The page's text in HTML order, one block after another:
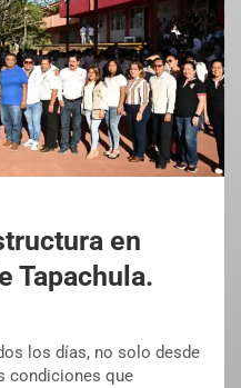
en
Tapachula.
los días, no solo desde
condiciones que